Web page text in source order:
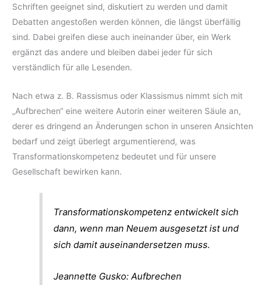
Schriften geeignet sind, diskutiert zu werden und damit
Debatten angestoßen werden können, die längst überfällig
sind. Dabei greifen diese auch ineinander über, ein Werk
ergänzt das andere und bleiben dabei jeder für sich
verständlich für alle Lesenden.
Nach etwa z. B. Rassismus oder Klassismus nimmt sich mit
„Aufbrechen“ eine weitere Autorin einer weiteren Säule an,
derer es dringend an Änderungen schon in unseren Ansichten
bedarf und zeigt überlegt argumentierend, was
Transformationskompetenz bedeutet und für unsere
Gesellschaft bewirken kann.
Transformationskompetenz entwickelt sich
dann, wenn man Neuem ausgesetzt ist und
sich damit auseinandersetzen muss.
Jeannette Gusko: Aufbrechen